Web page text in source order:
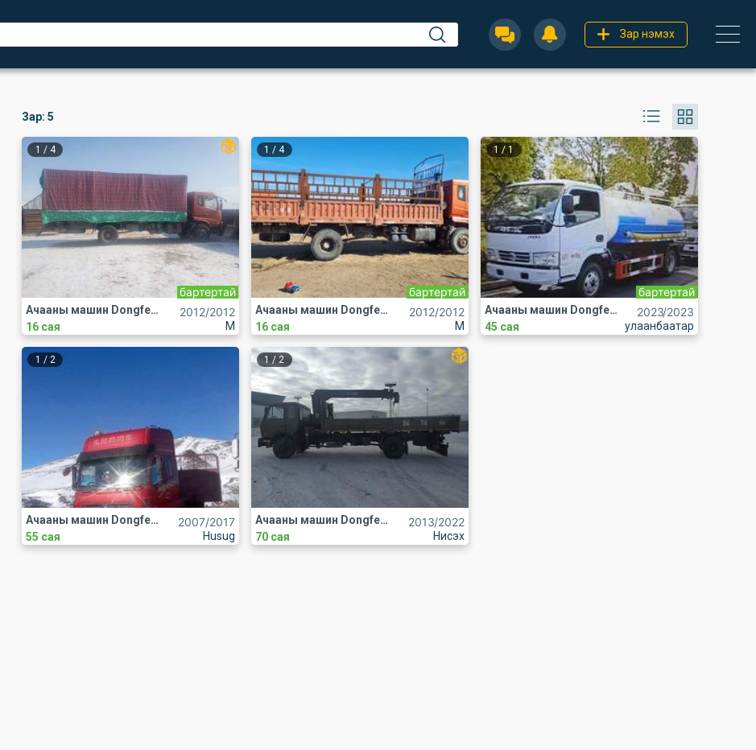
Зар нэмэх
Зар: 5
1 / 4
2012/2012
бартертай
M
Ачааны машин Dongfeng
16 сая
1 /4
2012/2012
бартертай
M
Ачааны машин Dongfeng
16 сая
1 /1
2023/2023
бартертай
улаанбаатар
Ачааны машин Dongfeng
45 сая
1 / 2
2007/2017
Husug
Ачааны машин Dongfeng
55 сая
1 /2
2013/2022
Нисэх
Ачааны машин Dongfeng
70 сая